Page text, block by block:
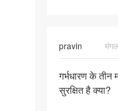
pravin
गर्भधारण
के
गर्भधारण के तीन
सुरक्षित है क्या?